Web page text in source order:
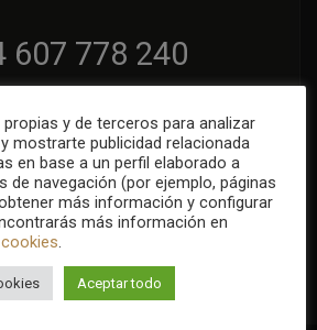
607 778 240
Disponible 24/7
lundi au dimanche
y de terceros para analizar
mostrarte publicidad relacionada
en base a un perfil elaborado a
de navegación (por ejemplo, páginas
más información y configurar
más información en
.
Aceptar todo